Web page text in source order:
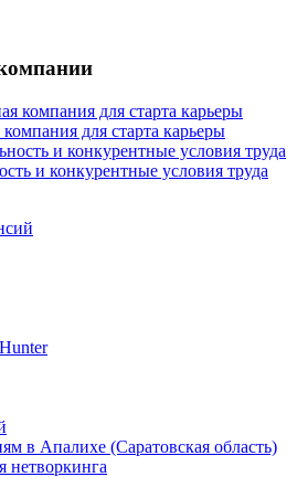
для старта карьеры
и конкурентные условия труда
в Апалихе (Саратовская область)
нетворкинга